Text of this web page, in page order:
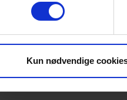
Kun nødvendige